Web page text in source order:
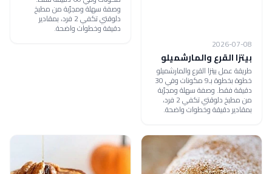
2026-07-08
بيتزا القرع والمارشميلو
طريقة عمل بيتزا القرع والمارشميلو
خطوة بخطوة بـ9 مكونات وفي 30
دقيقة فقط. وصفة سهلة ومجرّبة
من مطبخ دلوقتي تكفي 2 فرد،
بمقادير دقيقة وخطوات واضحة.
وصفة سهلة ومجرّبة من مطبخ
دلوقتي تكفي 2 فرد، بمقادير
دقيقة وخطوات واضحة.